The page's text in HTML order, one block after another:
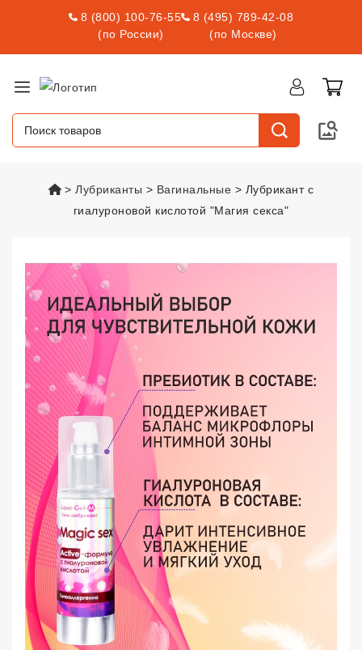
8 (800) 100-76-55
(по России)
8 (495) 789-42-08
(по Москве)
vsexshop.ru
Лубриканты Вагинальные
Лубрикант с
гиалуроновой кислотой "Магия секса"